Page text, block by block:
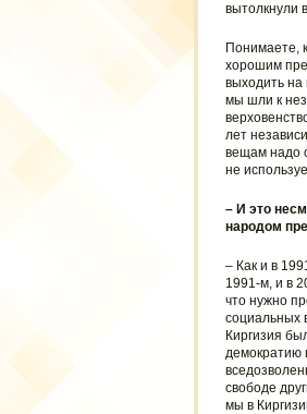
вытолкнули
Понимаете,
хорошим
выходить на
мы шли к
лет
вещам надо
не
– И это
народом
– Как и в
1991-м, и в
что нужно
социальных
Киргизия
демократию
свободе
мы в